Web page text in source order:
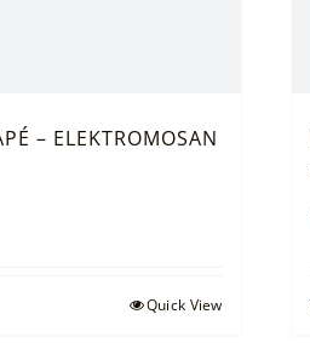
– ELEKTROMOSAN
Quick View